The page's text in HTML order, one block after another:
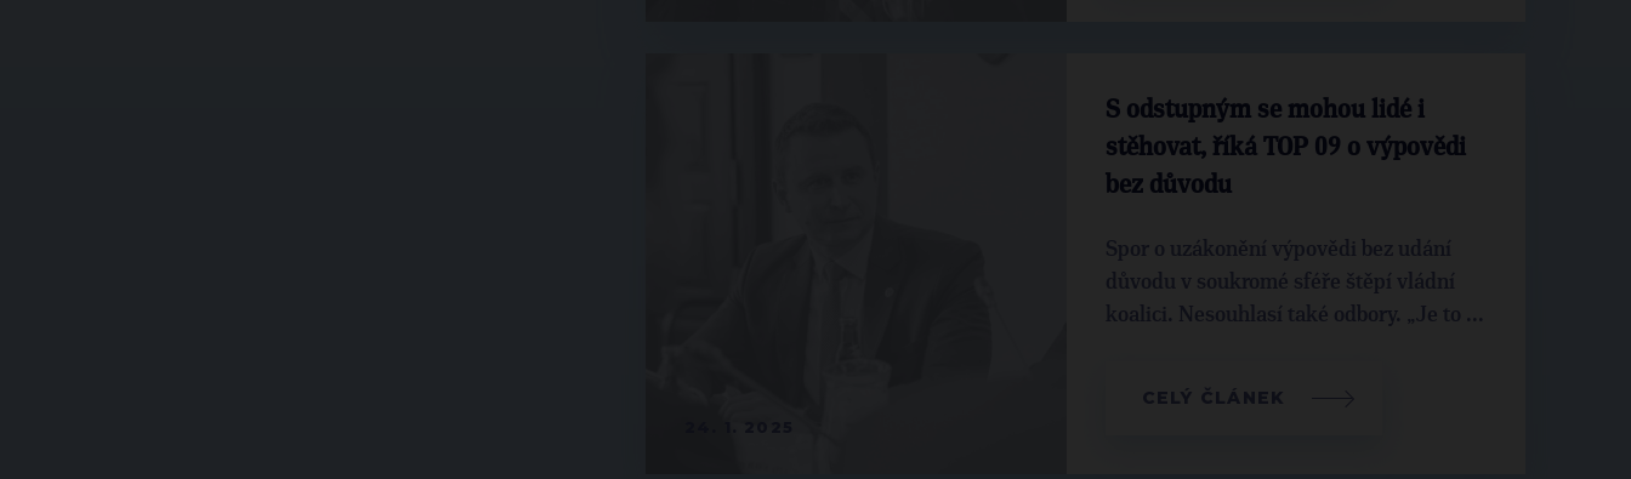
S odstupným se mohou lidé i
stěhovat, říká TOP 09 o výpovědi
bez důvodu
Spor o uzákonění výpovědi bez udání
důvodu v soukromé sféře štěpí vládní
koalici. Nesouhlasí také odbory. „Je to ...
CELÝ ČLÁNEK